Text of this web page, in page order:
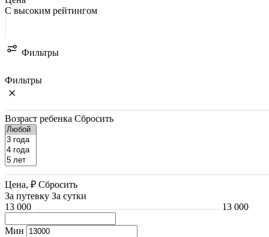
С высоким рейтингом
Фильтры
Фильтры
Возраст ребенка Сбросить
Цена, ₽ Сбросить
За путевку За сутки
13 000
13 000
Мин